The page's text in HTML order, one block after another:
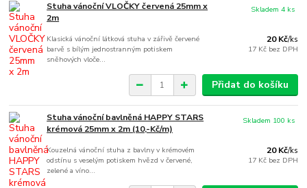
Stuha vánoční VLOČKY červená 25mm x
2m
Klasická vánoční látková stuha v zářivě červené
barvě s bílým jednostranným potiskem
sněhových vloče...
20 Kč/ks
17 Kč bez DPH
Skladem 4 ks
Přidat do košíku
Stuha vánoční bavlněná HAPPY STARS
krémová 25mm x 2m (10,-Kč/m)
Kouzelná vánoční stuha z bavlny v krémovém
odstínu s veselým potiskem hvězd v červené,
zelené a víno...
20 Kč/ks
17 Kč bez DPH
Skladem 100 ks